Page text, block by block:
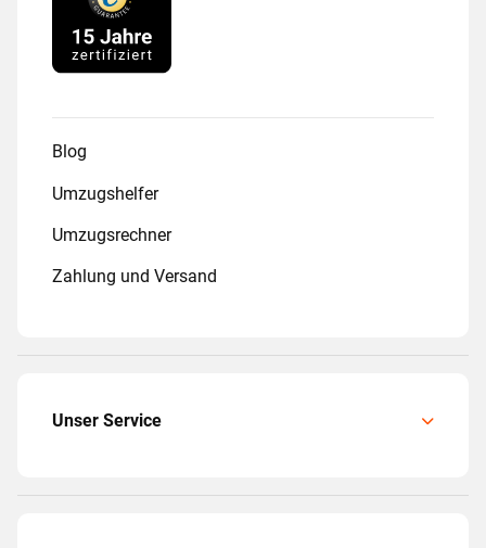
Blog
Umzugshelfer
Umzugsrechner
Zahlung und Versand
Unser Service